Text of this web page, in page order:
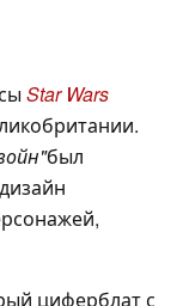
Star Wars
был
циферблат с